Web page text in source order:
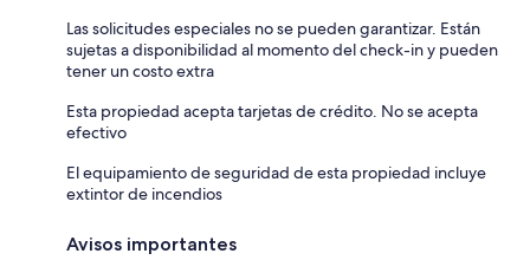
Las solicitudes especiales no se pueden garantizar. Están
sujetas a disponibilidad al momento del check-in y pueden
tener un costo extra
Esta propiedad acepta tarjetas de crédito. No se acepta
efectivo
El equipamiento de seguridad de esta propiedad incluye
extintor de incendios
Avisos importantes